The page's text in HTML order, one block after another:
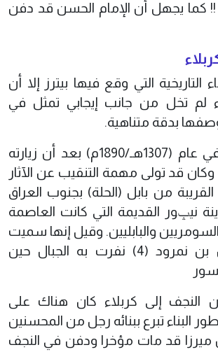
كما يجهل أن الإمام الحسن قد دفن
التي وقع فيها بيترز إلا أن
لم تخل من جانب إيجابي تمثل في
بدقة متناهية.
زار بيترز كربلاء في عام (1307هـ/1890م) بعد أن زيارته
وكان قد تولى مهمة التنقيب عن الآثار
من بابل (الحلة) بجنوب العراق
نيݒور القديمة التي كانت العاصمة
والبابليين. وقيل إنها سميت
بنفر لأن كنعان بن نمرود (4) نفرت به الجبال حين
إلى كربلاء كان هناك على
البناء تبرع ببنائه رجل من المحسنين
ميرزا قد مات مؤخرا ودفن في النجف